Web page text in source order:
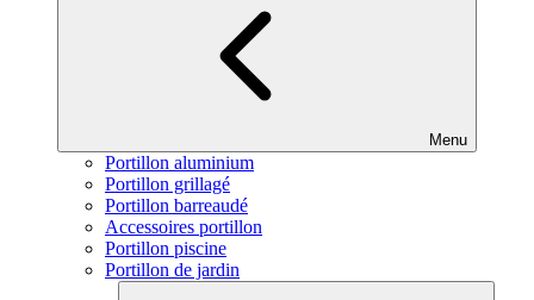
Menu
Portillon aluminium
Portillon grillagé
Portillon barreaudé
Accessoires portillon
Portillon piscine
Portillon de jardin